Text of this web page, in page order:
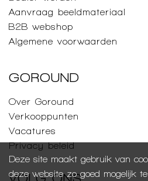
Deze site maakt gebruik van
deze website zo goed mogelijk
Aanvraag beeldmateriaal
B2B webshop
Algemene voorwaarden
GOROUND
Over Goround
Verkooppunten
Vacatures
Privacy beleid
VOLG ONS